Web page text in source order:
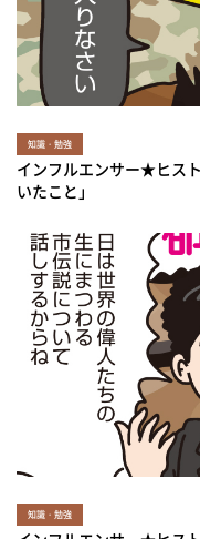
知識・勉強
インフルエンサー★ヒス
いたこと」
知識・勉強